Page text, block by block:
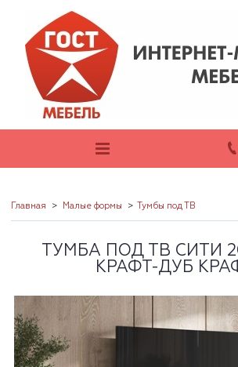
Главная Малые формы Тумбы под ТВ
ТУМБА ПОД ТВ СИТИ
КРАФТ-ДУБ